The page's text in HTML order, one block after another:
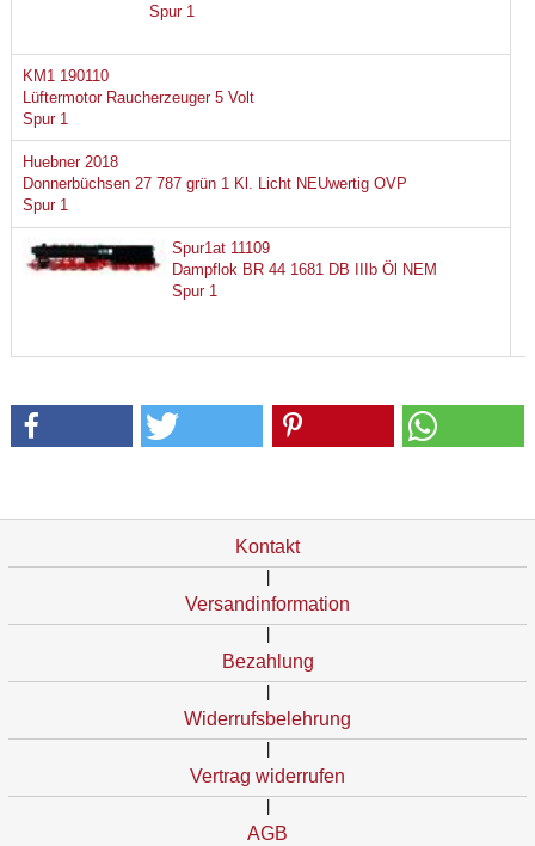
Spur 1
KM1 190110
Lüftermotor Raucherzeuger 5 Volt
Spur 1
Huebner 2018
Donnerbüchsen 27 787 grün 1 Kl. Licht NEUwertig OVP
Spur 1
Spur1at 11109
Dampflok BR 44 1681 DB IIIb Öl NEM
Spur 1
Kontakt
Versandinformation
Bezahlung
Widerrufsbelehrung
Vertrag widerrufen
AGB